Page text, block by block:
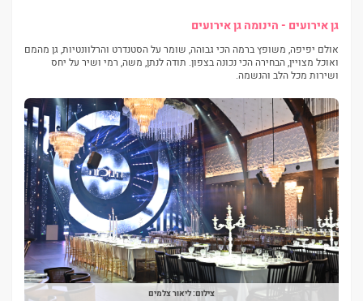
גן אירועים - הינומה גן אירועים
אולם יפיפה, משופץ ברמה הכי גבוהה, שומר על הסטנדרט והרלוונטיות, גן מהמם
ואוכל מצויין, הבחירה הכי נכונה בצפון. תודה לנתן, משה, רמי ושיר על יחס
ושירות מכל הלב והנשמה.
צילום: ליאור צלמים